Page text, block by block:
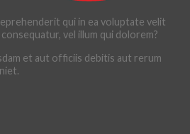
qui in ea voluptate velit
vel illum qui dolorem?
et aut officiis debitis aut rerum